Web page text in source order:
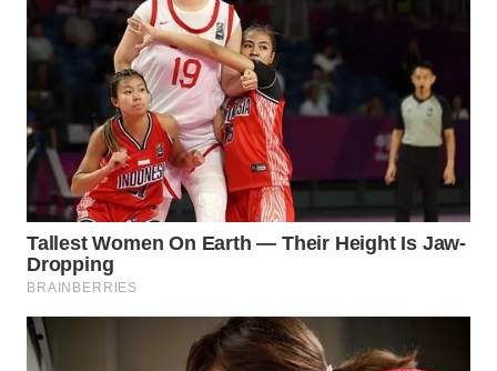
WN
INDRAMAYU
WN
KUNINGAN
WN
MAJALENGKA
WN
SUBANG